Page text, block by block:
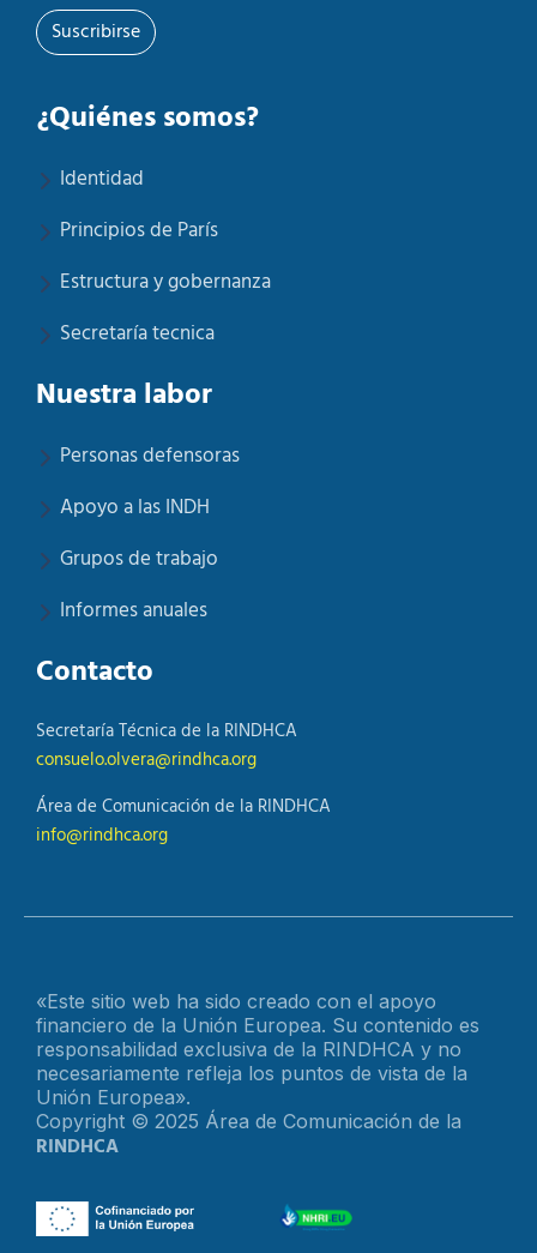
Suscribirse
¿Quiénes somos?
Identidad
Principios de París
Estructura y gobernanza
Secretaría tecnica
Nuestra labor
Personas defensoras
Apoyo a las INDH
Grupos de trabajo
Informes anuales
Contacto
Secretaría Técnica de la RINDHCA
consuelo.olvera@rindhca.org
Área de Comunicación de la RINDHCA
info@rindhca.org
«Este sitio web ha sido creado con el apoyo
financiero de la Unión Europea. Su contenido es
responsabilidad exclusiva de la RINDHCA y no
necesariamente refleja los puntos de vista de la
Unión Europea».
Copyright © 2025 Área de Comunicación de la
RINDHCA